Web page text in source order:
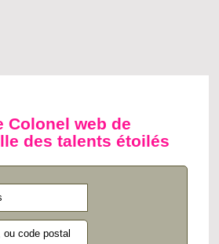
Colonel web de
des talents étoilés